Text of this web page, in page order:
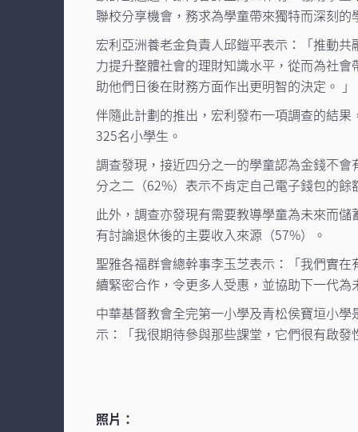
聯校分享機會，務求為學童帶來獨特而深刻的
宏利亞洲養老金負責人邱鎧平表示：「推動
力提升整體社會的理財知識水平，從而為社
助他們日後在財務方面作出更明智的決定。 」
伴隨此計劃的推出，宏利發布一項調查的結
325名小學生。
調查發現，接近四分之一的學童認為金錢不
分之二（62%）表示不肯定自己電子錢包的
此外，調查亦發現有需要教導學童為未來而
有討論退休後的主要收入來源（57%）。
聖雅各福群會總幹事李玉芝表示：「我們實
續緊密合作，令更多人受惠，並協助下一代
中華基督教會全完第一小學及青松侯寶垣小
示：「我很期待參與那些課堂，它們很有啟
照片：